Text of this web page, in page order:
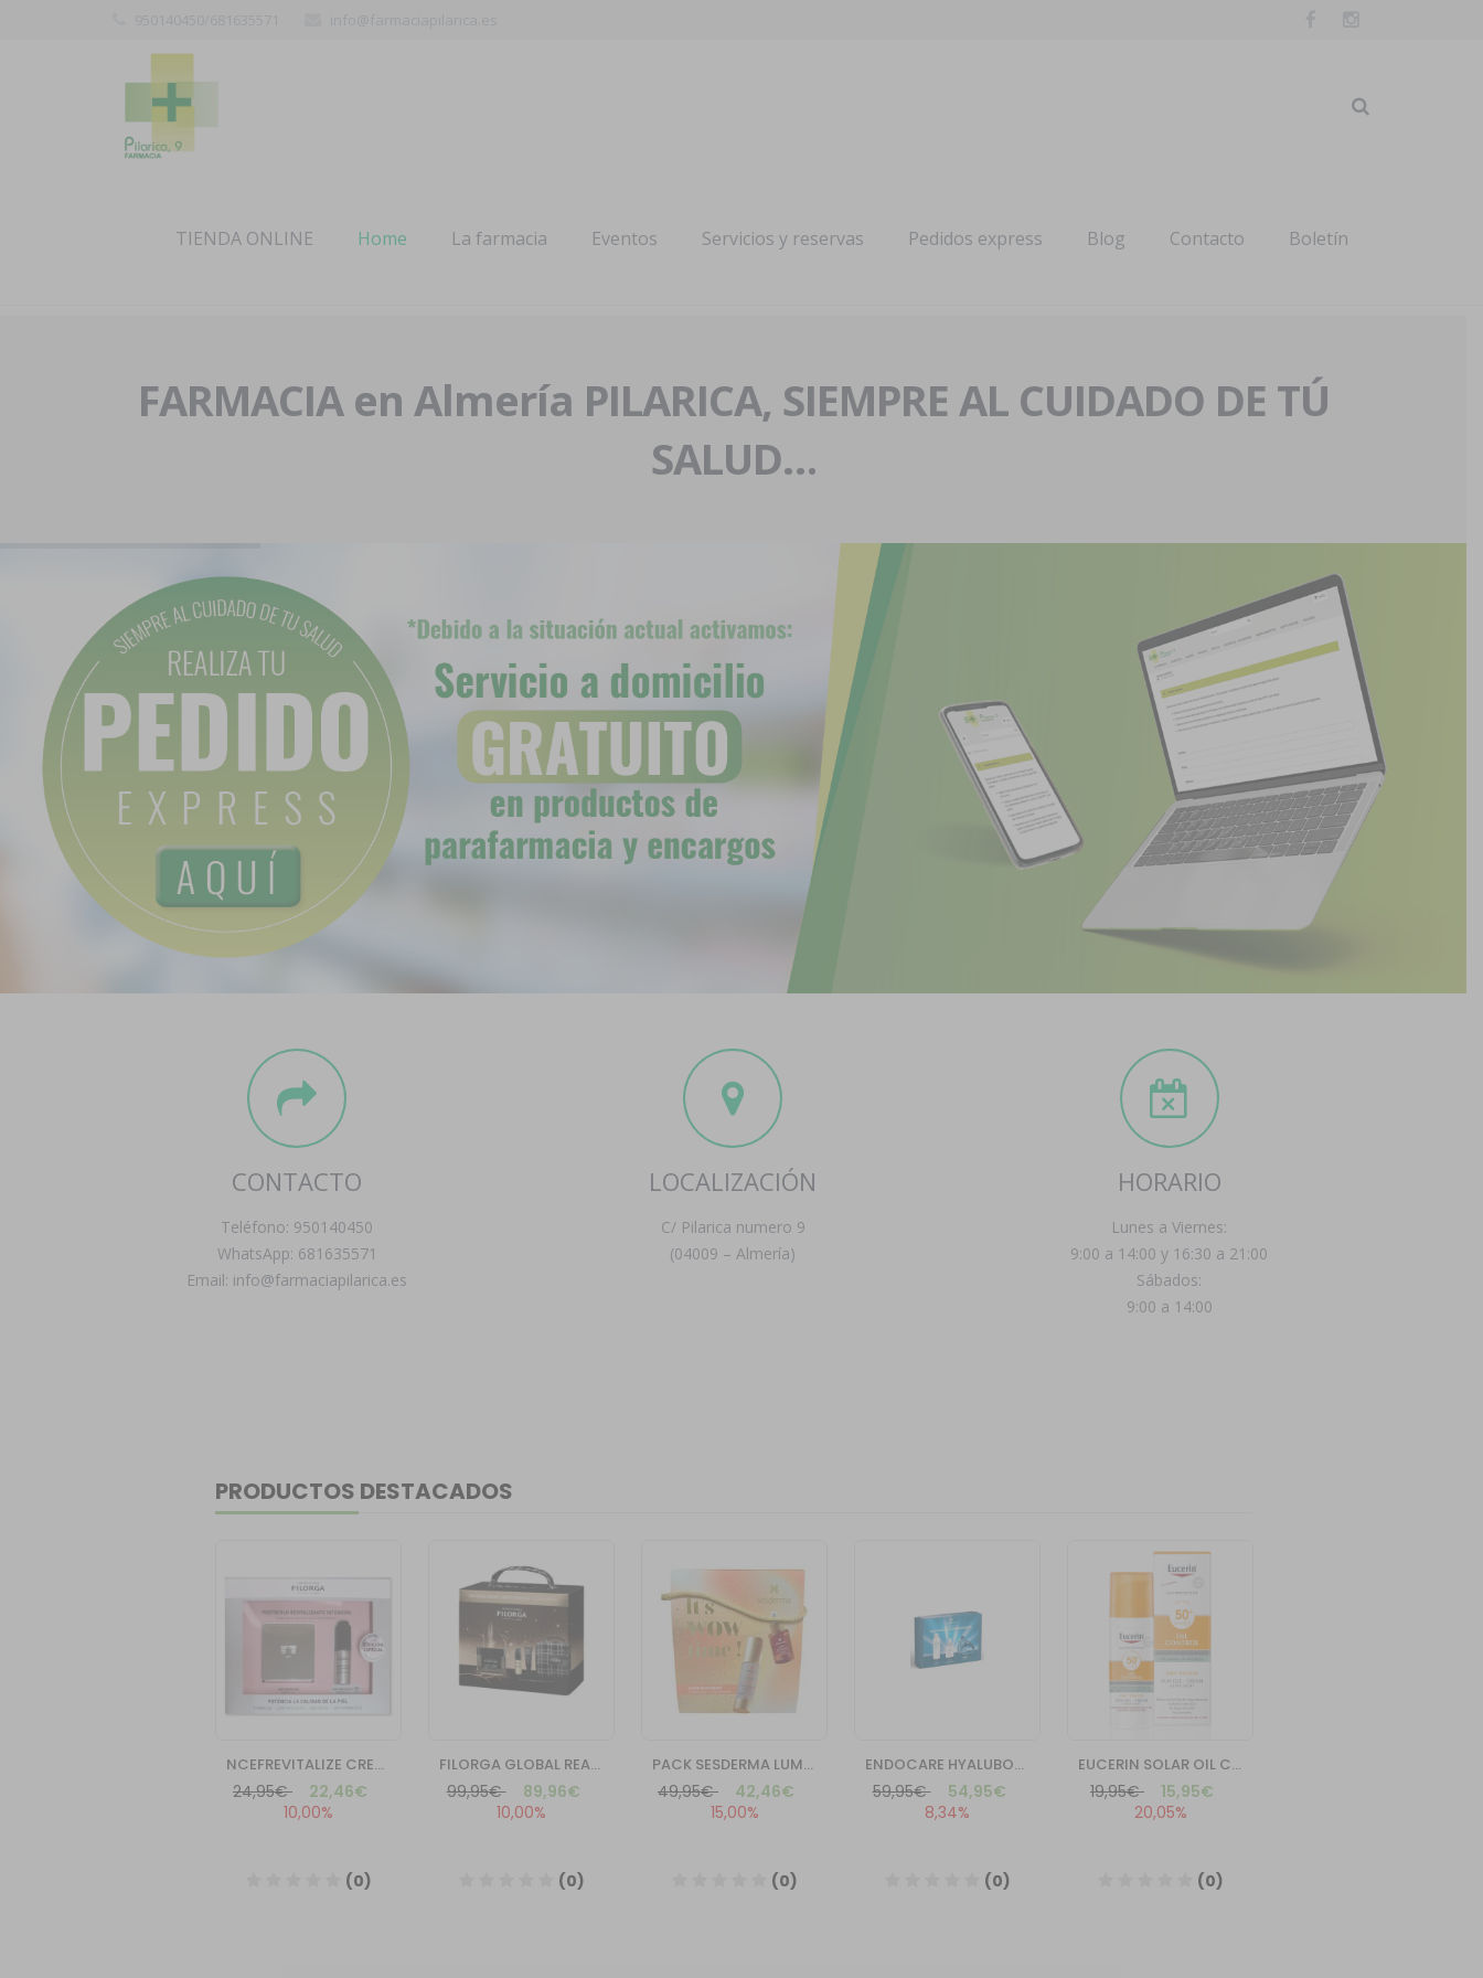
TIENDA ONLINE Home La farmacia Eventos Servicios y reservas Pedidos express Blog Contacto Boletín
FARMACIA en Almería PILARICA, SIEMPRE AL CUIDADO DE TÚ
SALUD…
CONTACTO
Teléfono: 950140450
WhatsApp: 681635571
Email: info@farmaciapilarica.es
LOCALIZACIÓN
C/ Pilarica numero 9
(04009 – Almería)
HORARIO
Lunes a Viernes:
9:00 a 14:00 y 16:30 a 21:00
Sábados:
9:00 a 14:00